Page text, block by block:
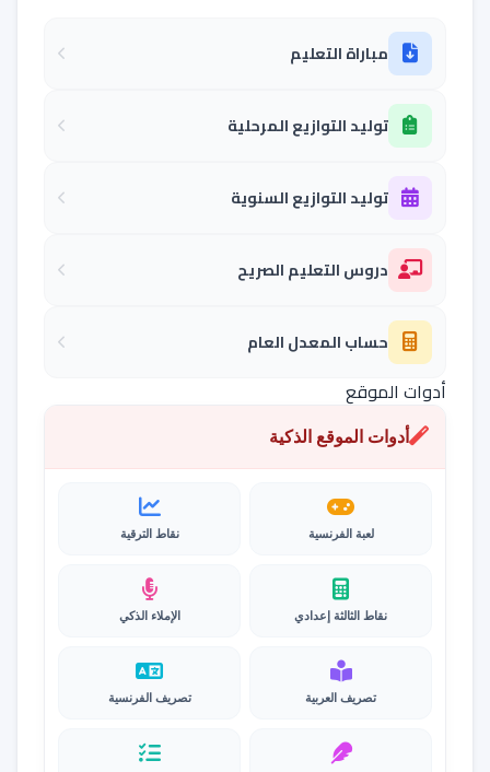
مباراة التعليم
توليد التوازيع المرحلية
توليد التوازيع السنوية
دروس التعليم الصريح
حساب المعدل العام
أدوات الموقع
أدوات الموقع الذكية
لعبة الفرنسية نقاط الترقية
نقاط الثالثة إعدادي الإملاء الذكي
تصريف العربية تصريف الفرنسية